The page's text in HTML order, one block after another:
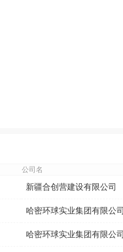
公司名
新疆合创营建设有限公司
哈密环球实业集团有限公司
哈密环球实业集团有限公司